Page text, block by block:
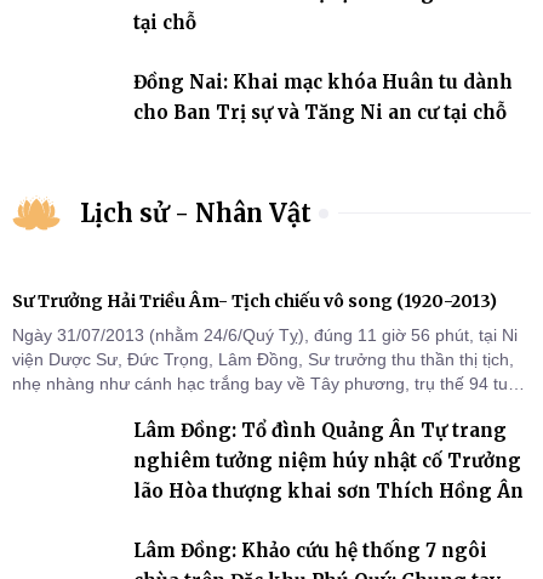
tại chỗ
Đồng Nai: Khai mạc khóa Huân tu dành
cho Ban Trị sự và Tăng Ni an cư tại chỗ
Lịch sử - Nhân Vật
Sư Trưởng Hải Triều Âm- Tịch chiếu vô song (1920-2013)
Ngày 31/07/2013 (nhằm 24/6/Quý Tỵ), đúng 11 giờ 56 phút, tại Ni
viện Dược Sư, Đức Trọng, Lâm Đồng, Sư trưởng thu thần thị tịch,
nhẹ nhàng như cánh hạc trắng bay về Tây phương, trụ thế 94 tuổi
Lâm Đồng: Tổ đình Quảng Ân Tự trang
nghiêm tưởng niệm húy nhật cố Trưởng
lão Hòa thượng khai sơn Thích Hồng Ân
Lâm Đồng: Khảo cứu hệ thống 7 ngôi